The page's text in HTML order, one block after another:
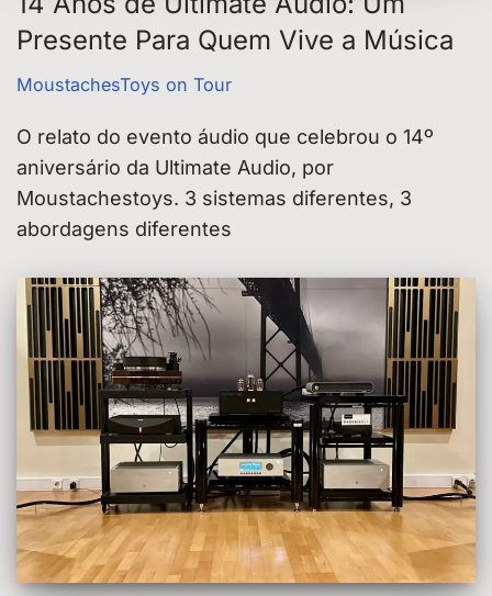
Presente Para Quem Vive a Música
MoustachesToys on Tour
O relato do evento áudio que celebrou o 14º
aniversário da Ultimate Audio, por
Moustachestoys. 3 sistemas diferentes, 3
abordagens diferentes